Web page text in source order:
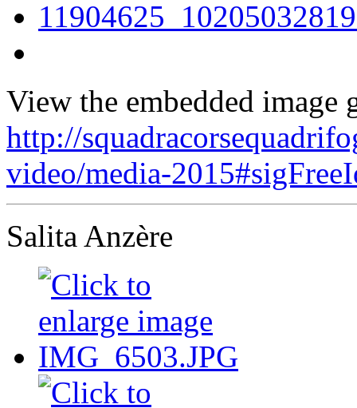
View the embedded image
http://
video/media-
Salita Anzère